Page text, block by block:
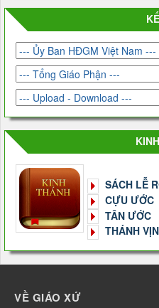
SÁCH LỄ
CỰU ƯỚC
TÂN ƯỚC
THÁNH
VỀ GIÁO XỨ